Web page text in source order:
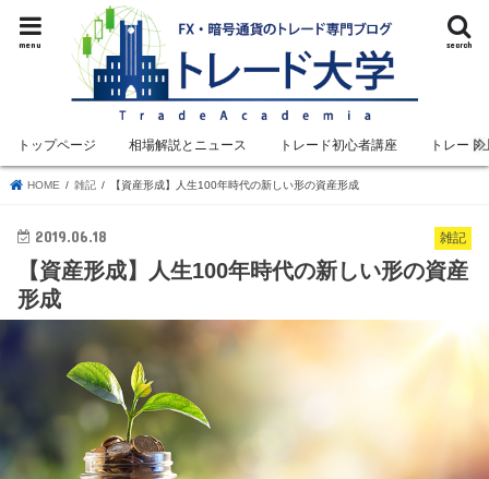
search
menu
トップページ 相場解説とニュース トレード初心者講座 トレード
HOME 雑記 【資産形成】人生100年時代の新しい形の資産形成
雑記
2019.06.18
【資産形成】人生100年時代の新しい形の資産
形成